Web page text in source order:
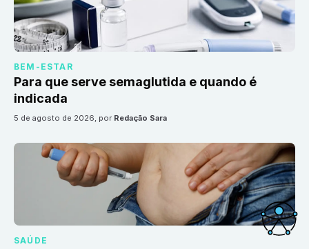
BEM-ESTAR
Para que serve semaglutida e quando é
indicada
5 de agosto de 2026, por Redação Sara
SAÚDE